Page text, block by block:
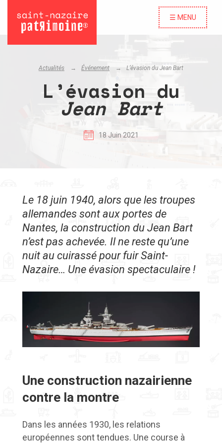
☰ MENU
Actualités Événement L’évasion du Jean Bart
L’évasion du
Jean Bart
18 Juin 2021
Le 18 juin 1940, alors que les troupes
allemandes sont aux portes de
Nantes, la construction du Jean Bart
n’est pas achevée. Il ne reste qu’une
nuit au cuirassé pour fuir Saint-
Nazaire… Une évasion spectaculaire !
Une construction nazairienne
contre la montre
Dans les années 1930, les relations
européennes sont tendues. Une course à